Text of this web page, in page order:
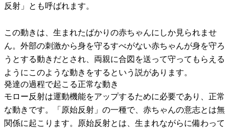
反射」とも呼ばれます。
この動きは、生まれたばかりの赤ちゃんにしか見られませ
ん。外部の刺激から身を守るすべがない赤ちゃんが身を守ろ
うとする動きだとされ、両親に合図を送って守ってもらえる
ようにこのような動きをするという説があります。
発達の過程で起こる正常な動き
モロー反射は運動機能をアップするために必要であり、正常
な動きです。「原始反射」の一種で、赤ちゃんの意志とは無
関係に起こります。原始反射とは、生まれながらに備わって